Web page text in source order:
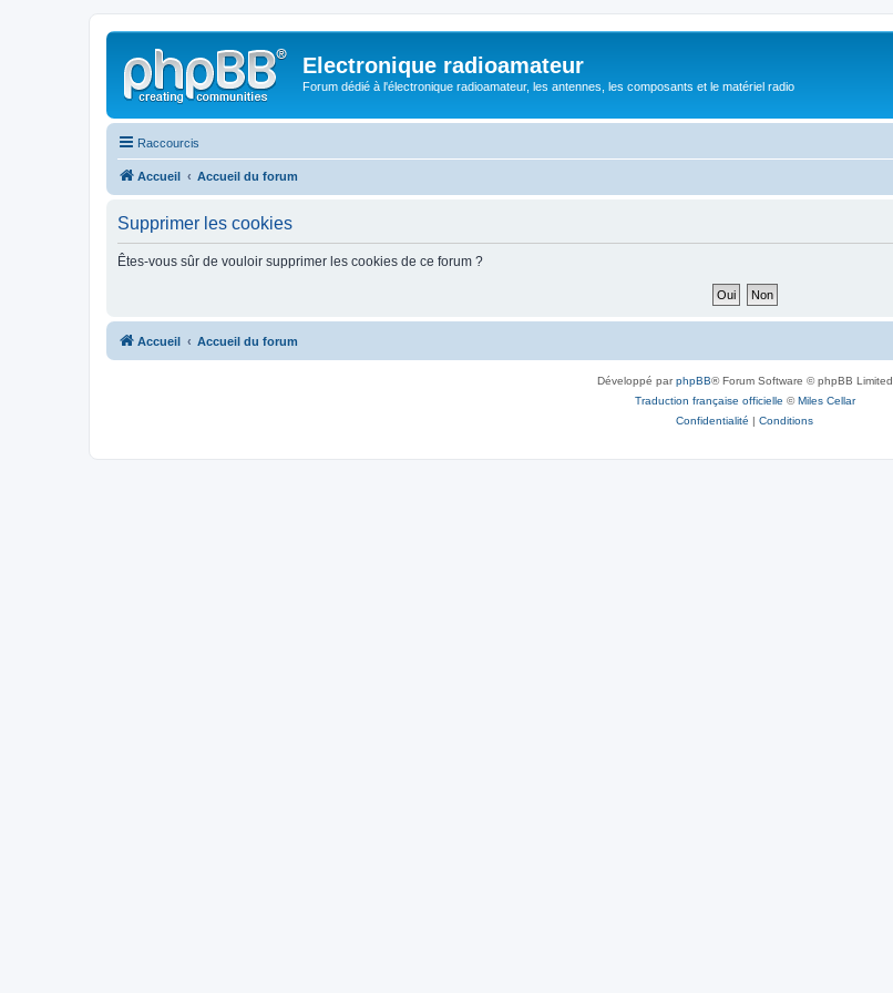
Electronique radioamateur
Forum dédié à l'électronique radioamateur, les antennes, les composants et le matériel radio
Raccourcis
Accueil Accueil du forum
Supprimer les cookies
Êtes-vous sûr de vouloir supprimer les cookies de ce forum ?
Accueil Accueil du forum
Développé parphpBB® Forum Software © phpBB Limited
Traduction française officielle ©Miles Cellar
Confidentialité | Conditions